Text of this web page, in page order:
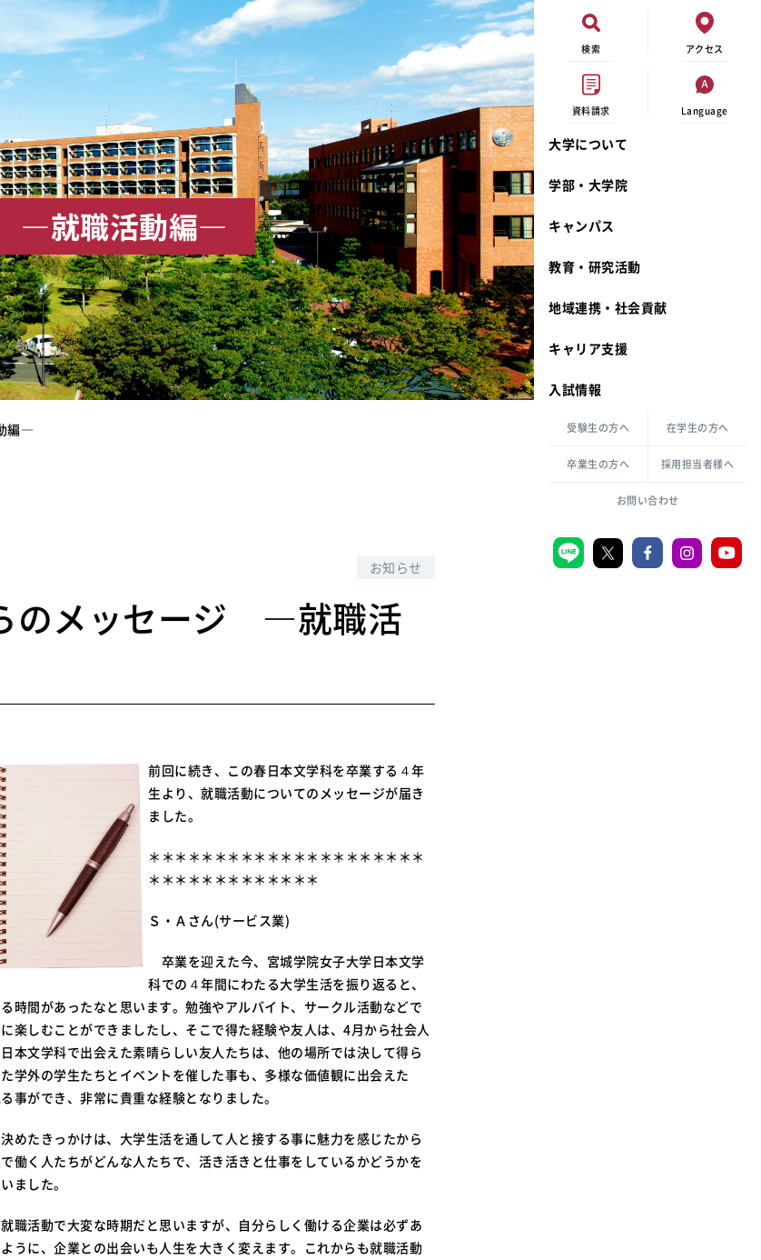
検索 アクセス
資料請求 Language
大学について
宮城学院 校歌
礼拝堂
カリキュラム・ポリシー
倫理憲章
ハラスメントの防止
共生のための多様性宣言
学部・大学院
生活文化デザイン学科
一般教育課程
キャンパス
奨学金
大学祭
キャンパスメンバーズ
教職センター
学芸員課程
図書館司書課程
教育・研究活動動物実験に関する情報公開
キリスト教文化研究所
生活環境科学研究所
地域連携・社会貢献
カリキュラム・入室方法
キャリア支援
入試情報
受験生の方へ 在学生の方へ
卒業生の方へ 採用担当者様へ
お問い合わせ
―就職活動編―
編―
お知らせ
のメッセージ ―就職活
前回に続き、この春日本文学科を卒業する４年
生より、就職活動についてのメッセージが届き
ました。
＊＊＊＊＊＊＊＊＊＊＊＊＊＊＊＊＊＊＊＊＊
＊＊＊＊＊＊＊＊＊＊＊＊＊
Ｓ・Ａさん(サービス業)
卒業を迎えた今、宮城学院女子大学日本文学
科での４年間にわたる大学生活を振り返ると、
時間があったなと思います。勉強やアルバイト、サークル活動などで
楽しむことができましたし、そこで得た経験や友人は、4月から社会人
本文学科で出会えた素晴らしい友人たちは、他の場所では決して得ら
学外の学生たちとイベントを催した事も、多様な価値観に出会えた
事ができ、非常に貴重な経験となりました。
めたきっかけは、大学生活を通して人と接する事に魅力を感じたから
働く人たちがどんな人たちで、活き活きと仕事をしているかどうかを
ました。
職活動で大変な時期だと思いますが、自分らしく働ける企業は必ずあ
うに、企業との出会いも人生を大きく変えます。これからも就職活動